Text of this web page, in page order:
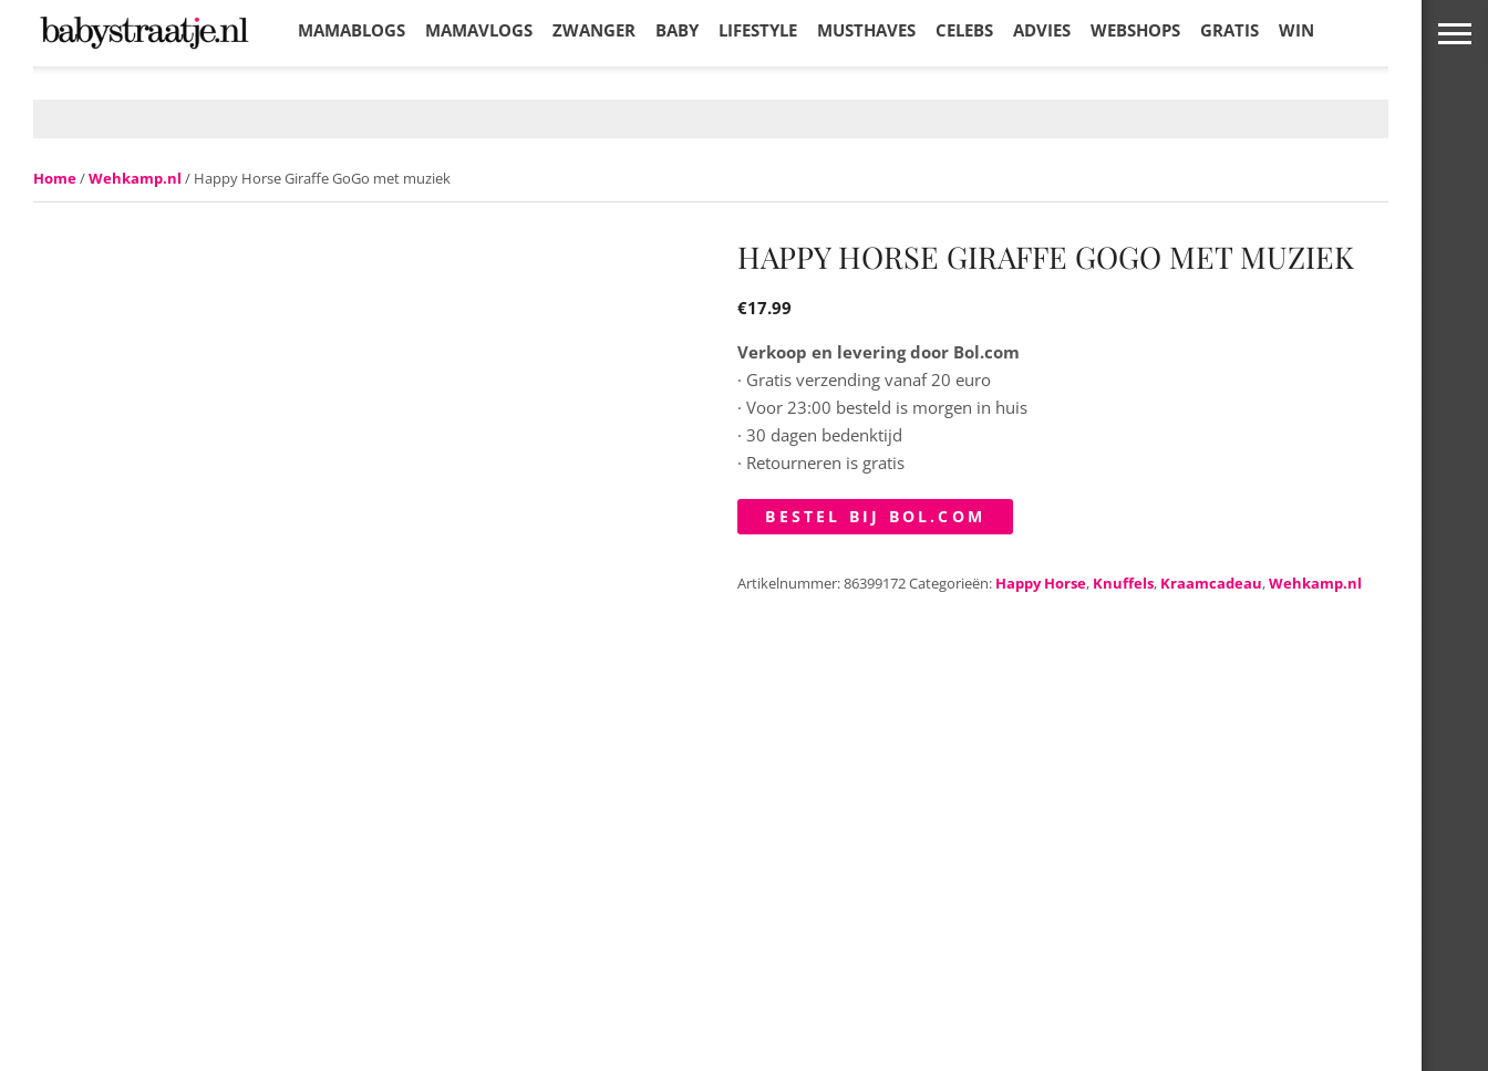
MAMABLOGS MAMAVLOGS ZWANGER BABY LIFESTYLE MUSTHAVES CELEBS ADVIES WEBSHOPS GRATIS WIN
Home/Wehkamp.nl / Happy Horse Giraffe GoGo met muziek
HAPPY HORSE GIRAFFE GOGO MET MUZIEK
€17.99
Verkoop en levering door Bol.com
· Gratis verzending vanaf 20 euro
· Voor 23:00 besteld is morgen in huis
· 30 dagen bedenktijd
· Retourneren is gratis
BESTEL BIJ BOL.COM
Artikelnummer:86399172Categorieën: Happy Horse, Knuffels, Kraamcadeau,Wehkamp.nl